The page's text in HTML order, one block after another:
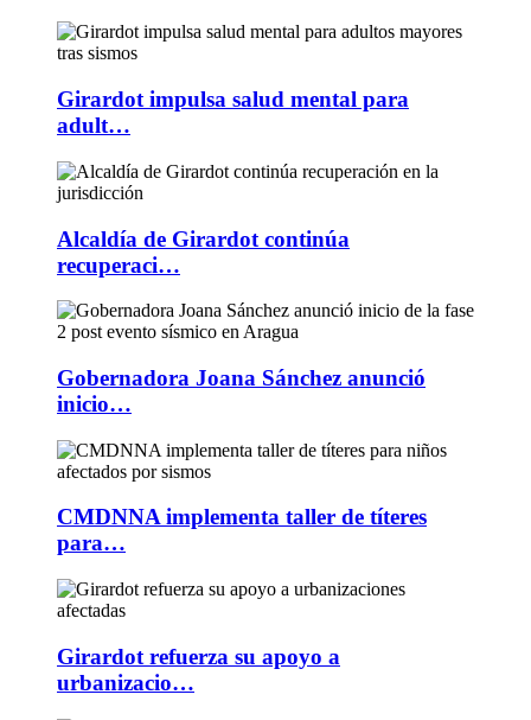
Girardot impulsa salud mental para
adult…
Alcaldía de Girardot continúa
recuperaci…
Gobernadora Joana Sánchez anunció
inicio…
CMDNNA implementa taller de títeres
para…
Girardot refuerza su apoyo a
urbanizacio…